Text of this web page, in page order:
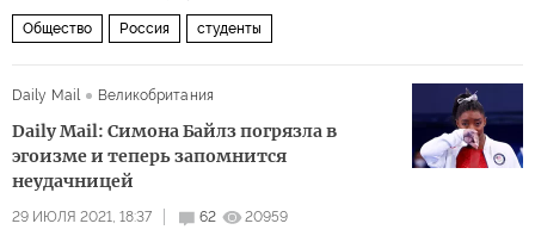
Общество Россия студенты
Daily Mail Великобритания
Daily Mail: Симона Байлз погрязла в
эгоизме и теперь запомнится
неудачницей
29 ИЮЛЯ 2021, 18:37 62 20959